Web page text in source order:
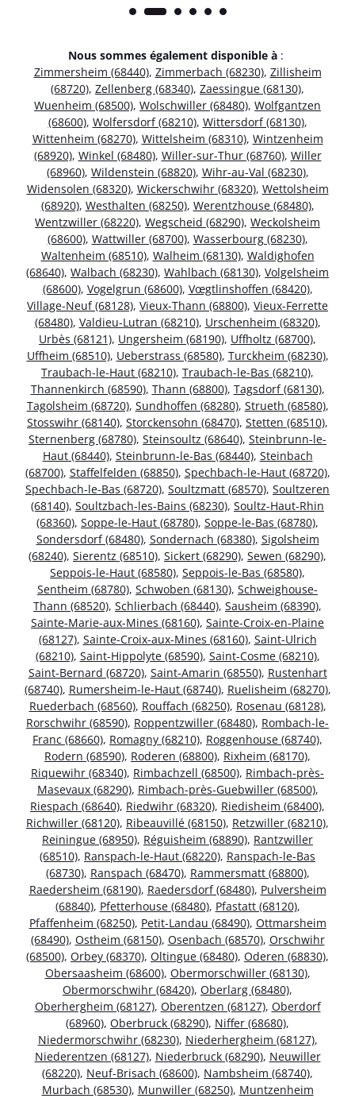
Nous sommes également disponible à :
Zimmersheim (68440), Zimmerbach (68230), Zillisheim
(68720), Zellenberg (68340), Zaessingue (68130),
Wuenheim (68500), Wolschwiller (68480), Wolfgantzen
(68600), Wolfersdorf (68210), Wittersdorf (68130),
Wittenheim (68270), Wittelsheim (68310), Wintzenheim
(68920), Winkel (68480), Willer-sur-Thur (68760), Willer
(68960), Wildenstein (68820), Wihr-au-Val (68230),
Widensolen (68320), Wickerschwihr (68320), Wettolsheim
(68920), Westhalten (68250), Werentzhouse (68480),
Wentzwiller (68220), Wegscheid (68290), Weckolsheim
(68600), Wattwiller (68700), Wasserbourg (68230),
Waltenheim (68510), Walheim (68130), Waldighofen
(68640), Walbach (68230), Wahlbach (68130), Volgelsheim
(68600), Vogelgrun (68600), Vœgtlinshoffen (68420),
Village-Neuf (68128), Vieux-Thann (68800), Vieux-Ferrette
(68480), Valdieu-Lutran (68210), Urschenheim (68320),
Urbès (68121), Ungersheim (68190), Uffholtz (68700),
Uffheim (68510), Ueberstrass (68580), Turckheim (68230),
Traubach-le-Haut (68210), Traubach-le-Bas (68210),
Thannenkirch (68590), Thann (68800), Tagsdorf (68130),
Tagolsheim (68720), Sundhoffen (68280), Strueth (68580),
Stosswihr (68140), Storckensohn (68470), Stetten (68510),
Sternenberg (68780), Steinsoultz (68640), Steinbrunn-le-
Haut (68440), Steinbrunn-le-Bas (68440), Steinbach
(68700), Staffelfelden (68850), Spechbach-le-Haut (68720),
Spechbach-le-Bas (68720), Soultzmatt (68570), Soultzeren
(68140), Soultzbach-les-Bains (68230), Soultz-Haut-Rhin
(68360), Soppe-le-Haut (68780), Soppe-le-Bas (68780),
Sondersdorf (68480), Sondernach (68380), Sigolsheim
(68240), Sierentz (68510), Sickert (68290), Sewen (68290),
Seppois-le-Haut (68580), Seppois-le-Bas (68580),
Sentheim (68780), Schwoben (68130), Schweighouse-
Thann (68520), Schlierbach (68440), Sausheim (68390),
Sainte-Marie-aux-Mines (68160), Sainte-Croix-en-Plaine
(68127), Sainte-Croix-aux-Mines (68160), Saint-Ulrich
(68210), Saint-Hippolyte (68590), Saint-Cosme (68210),
Saint-Bernard (68720), Saint-Amarin (68550), Rustenhart
(68740), Rumersheim-le-Haut (68740), Ruelisheim (68270),
Ruederbach (68560), Rouffach (68250), Rosenau (68128),
Rorschwihr (68590), Roppentzwiller (68480), Rombach-le-
Franc (68660), Romagny (68210), Roggenhouse (68740),
Rodern (68590), Roderen (68800), Rixheim (68170),
Riquewihr (68340), Rimbachzell (68500), Rimbach-près-
Masevaux (68290), Rimbach-près-Guebwiller (68500),
Riespach (68640), Riedwihr (68320), Riedisheim (68400),
Richwiller (68120), Ribeauvillé (68150), Retzwiller (68210),
Reiningue (68950), Réguisheim (68890), Rantzwiller
(68510), Ranspach-le-Haut (68220), Ranspach-le-Bas
(68730), Ranspach (68470), Rammersmatt (68800),
Raedersheim (68190), Raedersdorf (68480), Pulversheim
(68840), Pfetterhouse (68480), Pfastatt (68120),
Pfaffenheim (68250), Petit-Landau (68490), Ottmarsheim
(68490), Ostheim (68150), Osenbach (68570), Orschwihr
(68500), Orbey (68370), Oltingue (68480), Oderen (68830),
Obersaasheim (68600), Obermorschwiller (68130),
Obermorschwihr (68420), Oberlarg (68480),
Oberhergheim (68127), Oberentzen (68127), Oberdorf
(68960), Oberbruck (68290), Niffer (68680),
Niedermorschwihr (68230), Niederhergheim (68127),
Niederentzen (68127), Niederbruck (68290), Neuwiller
(68220), Neuf-Brisach (68600), Nambsheim (68740),
Murbach (68530), Munwiller (68250), Muntzenheim